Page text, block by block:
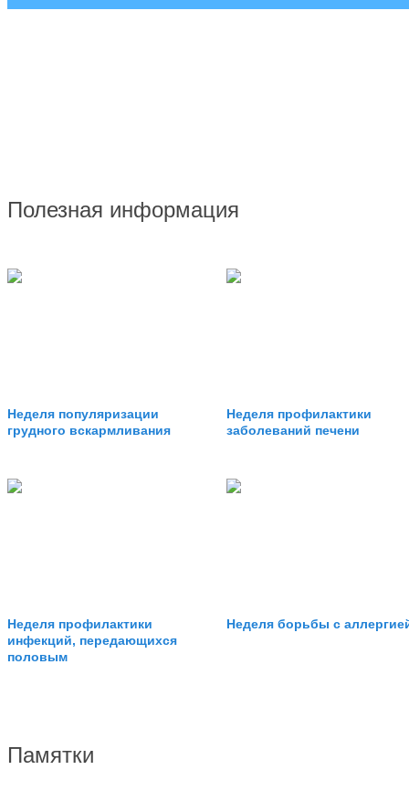
Полезная информация
Неделя популяризации
грудного вскармливания
Неделя профилактики
заболеваний печени
Неделя профилактики
инфекций, передающихся
половым
Неделя борьбы с
Памятки